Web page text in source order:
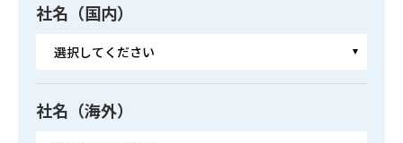
社名（国内）
社名（海外）